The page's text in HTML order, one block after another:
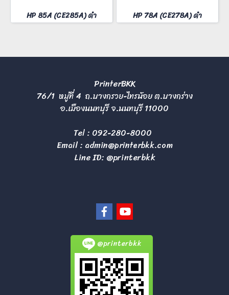
HP 85A (CE285A) ดำ HP 78A (CE278A) ดำ
PrinterBKK
76/1 หมู่ที่ 4 ถ.บางกรวย-ไทรน้อย ต.บางกร่าง
อ.เมืองนนทบุรี จ.นนทบุรี 11000
Tel : 092-280-8000
Email : admin@printerbkk.com
Line ID: @printerbkk
@printerbkk